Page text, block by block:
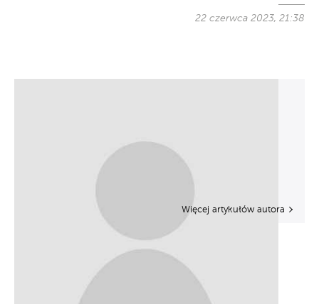
22 czerwca 2023, 21:38
Więcej artykułów autora